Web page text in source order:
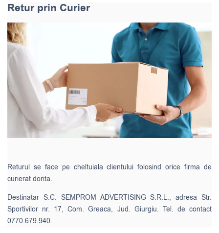
Retur prin Curier
Returul se face pe cheltuiala clientului folosind orice firma de
curierat dorita.
Destinatar S.C. SEMPROM ADVERTISING S.R.L., adresa Str.
Sportivilor nr. 17, Com. Greaca, Jud. Giurgiu. Tel. de contact
0770.679.940.